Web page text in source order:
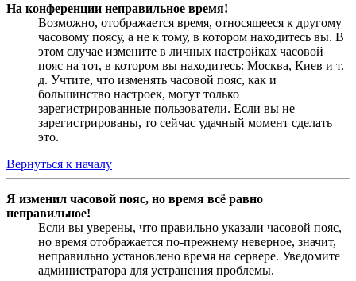
На конференции неправильное время!
Возможно, отображается время, относящееся к другому
часовому поясу, а не к тому, в котором находитесь вы. В
этом случае измените в личных настройках часовой
пояс на тот, в котором вы находитесь: Москва, Киев и т.
д. Учтите, что изменять часовой пояс, как и
большинство настроек, могут только
зарегистрированные пользователи. Если вы не
зарегистрированы, то сейчас удачный момент сделать
это.
Вернуться к началу
Я изменил часовой пояс, но время всё равно
неправильное!
Если вы уверены, что правильно указали часовой пояс,
но время отображается по-прежнему неверное, значит,
неправильно установлено время на сервере. Уведомите
администратора для устранения проблемы.